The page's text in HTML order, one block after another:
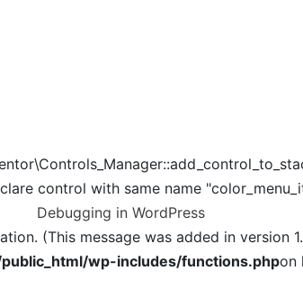
control with same name
Debugging in WordPress
(This message was added in version
wp-includes/functions.phpon